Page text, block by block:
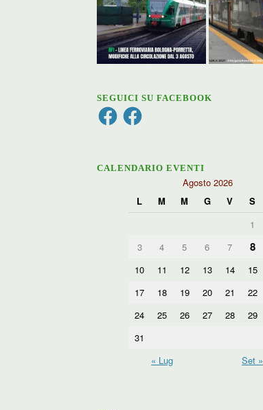
SEGUICI SU FACEBOOK
FacebookFacebook
CALENDARIO EVENTI
Agosto 2026
L
M M G V S
1
3
4 5 6 7 8
10
11 12 13 14 15
17
18 19 20 21 22
24
25 26 27 28 29
31
« Lug
Set »